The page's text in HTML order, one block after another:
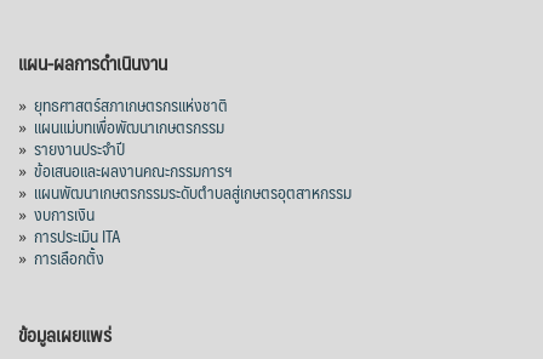
แผน-ผลการดำเนินงาน
» ยุทธศาสตร์สภาเกษตรกรแห่งชาติ
» แผนแม่บทเพื่อพัฒนาเกษตรกรรม
» รายงานประจำปี
» ข้อเสนอและผลงานคณะกรรมการฯ
» แผนพัฒนาเกษตรกรรมระดับตำบลสู่เกษตรอุตสาหกรรม
» งบการเงิน
» การประเมิน ITA
» การเลือกตั้ง
ข้อมูลเผยแพร่